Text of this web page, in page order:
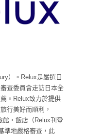
）。Relux是嚴選日
查委員會走訪日本全
。Relux致力於提供
行美好而順利，
館・飯店（Relux刊登
準地嚴格審查，此